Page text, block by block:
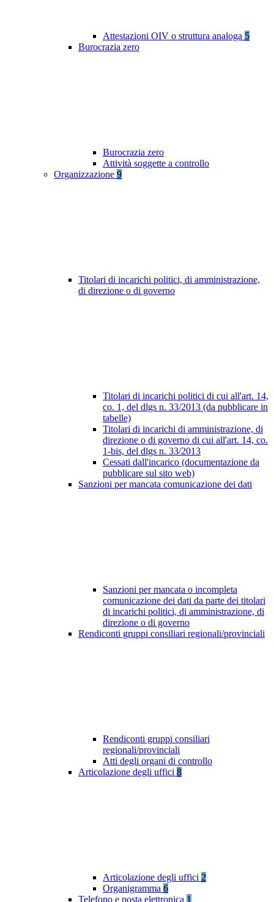
Attestazioni OIV o struttura analoga 5
Burocrazia zero
Burocrazia zero
Attività soggette a controllo
Organizzazione 9
Titolari di incarichi politici, di amministrazione,
di direzione o di governo
Titolari di incarichi politici di cui all'art. 14,
co. 1, del dlgs n. 33/2013 (da pubblicare in
tabelle)
Titolari di incarichi di amministrazione, di
direzione o di governo di cui all'art. 14, co.
1-bis, del dlgs n. 33/2013
Cessati dall'incarico (documentazione da
pubblicare sul sito web)
Sanzioni per mancata comunicazione dei dati
Sanzioni per mancata o incompleta
comunicazione dei dati da parte dei titolari
di incarichi politici, di amministrazione, di
direzione o di governo
Rendiconti gruppi consiliari regionali/provinciali
Rendiconti gruppi consiliari
regionali/provinciali
Atti degli organi di controllo
Articolazione degli uffici 8
Articolazione degli uffici 2
Organigramma 6
Telefono e posta elettronica 1